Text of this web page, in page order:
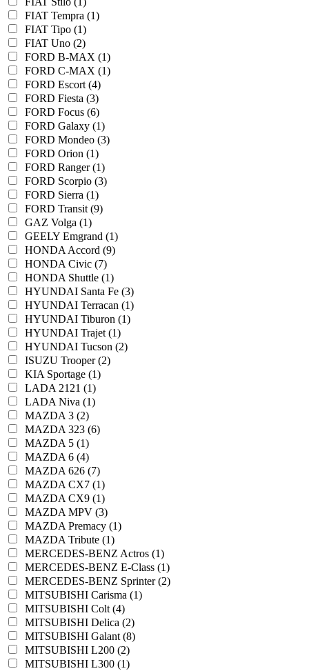
FIAT Tempra (1)
FIAT Tipo (1)
FIAT Uno (2)
FORD B-MAX (1)
FORD C-MAX (1)
FORD Escort (4)
FORD Fiesta (3)
FORD Focus (6)
FORD Galaxy (1)
FORD Mondeo (3)
FORD Orion (1)
FORD Ranger (1)
FORD Scorpio (3)
FORD Sierra (1)
FORD Transit (9)
GAZ Volga (1)
GEELY Emgrand (1)
HONDA Accord (9)
HONDA Civic (7)
HONDA Shuttle (1)
HYUNDAI Santa Fe (3)
HYUNDAI Terracan (1)
HYUNDAI Tiburon (1)
HYUNDAI Trajet (1)
HYUNDAI Tucson (2)
ISUZU Trooper (2)
KIA Sportage (1)
LADA 2121 (1)
LADA Niva (1)
MAZDA 3 (2)
MAZDA 323 (6)
MAZDA 5 (1)
MAZDA 6 (4)
MAZDA 626 (7)
MAZDA CX7 (1)
MAZDA CX9 (1)
MAZDA MPV (3)
MAZDA Premacy (1)
MAZDA Tribute (1)
MERCEDES-BENZ Actros (1)
MERCEDES-BENZ E-Class (1)
MERCEDES-BENZ Sprinter (2)
MITSUBISHI Carisma (1)
MITSUBISHI Colt (4)
MITSUBISHI Delica (2)
MITSUBISHI Galant (8)
MITSUBISHI L200 (2)
MITSUBISHI L300 (1)